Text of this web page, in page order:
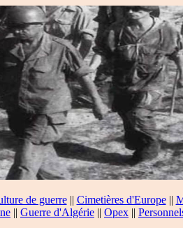
de guerre|| Cimetières d'Europe||
|| Guerre d'Algérie || Opex ||